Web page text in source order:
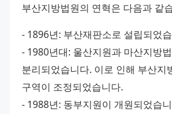
부산지방법원의 연혁은 다음과 같
- 1896년: 부산재판소로 설립되었
- 1980년대: 울산지원과 마산지방
분리되었습니다. 이로 인해 부산지
구역이 조정되었습니다.
- 1988년: 동부지원이 개원되었습